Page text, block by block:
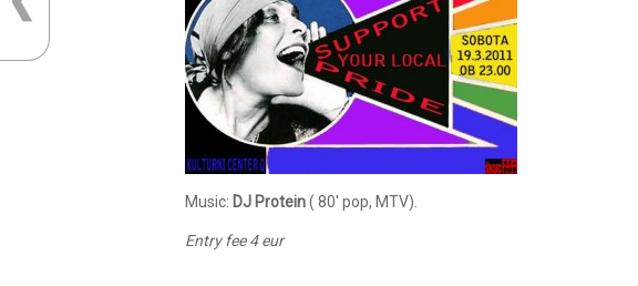
Music: DJ Protein( 80′ pop, MTV).
Entry fee4 eur